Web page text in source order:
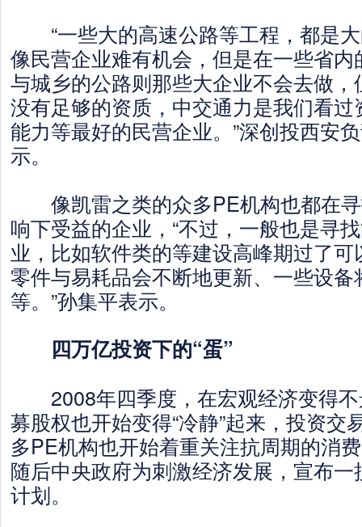
“一些大的高速公路等工程，都是
像民营企业难有机会，但是在一些省
与城乡的公路则那些大企业不会去做
没有足够的资质，中交通力是我们看
能力等最好的民营企业。”深创投西安
示。
像凯雷之类的众多PE机构也都在寻
响下受益的企业，“不过，一般也是寻
业，比如软件类的等建设高峰期过了
零件与易耗品会不断地更新、一些设
等。”孙集平表示。
四万亿投资下的“蛋”
2008年四季度，在宏观经济变得不
募股权也开始变得“冷静”起来，投资交
多PE机构也开始着重关注抗周期的消
随后中央政府为刺激经济发展，宣布
计划。